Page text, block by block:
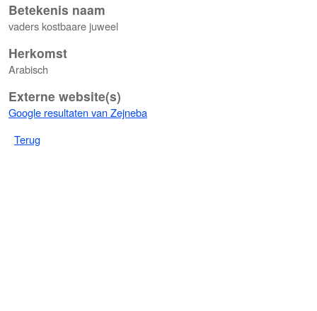
Betekenis naam
vaders kostbaare juweel
Herkomst
Arabisch
Externe website(s)
Google resultaten van Zejneba
Terug